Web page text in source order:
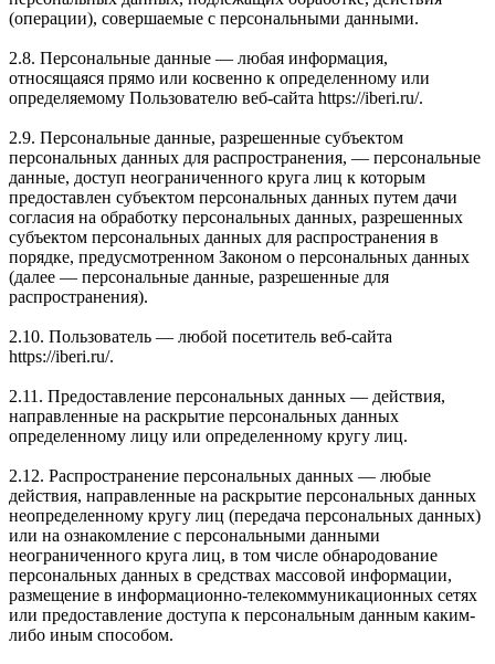
(операции), совершаемые с персональными данными.
2.8. Персональные данные — любая информация,
относящаяся прямо или косвенно к определенному или
определяемому Пользователю веб-сайта https://iberi.ru/.
2.9. Персональные данные, разрешенные субъектом
персональных данных для распространения, — персональные
данные, доступ неограниченного круга лиц к которым
предоставлен субъектом персональных данных путем дачи
согласия на обработку персональных данных, разрешенных
субъектом персональных данных для распространения в
порядке, предусмотренном Законом о персональных данных
(далее — персональные данные, разрешенные для
распространения).
2.10. Пользователь — любой посетитель веб-сайта
https://iberi.ru/.
2.11. Предоставление персональных данных — действия,
направленные на раскрытие персональных данных
определенному лицу или определенному кругу лиц.
2.12. Распространение персональных данных — любые
действия, направленные на раскрытие персональных данных
неопределенному кругу лиц (передача персональных данных)
или на ознакомление с персональными данными
неограниченного круга лиц, в том числе обнародование
персональных данных в средствах массовой информации,
размещение в информационно-телекоммуникационных сетях
или предоставление доступа к персональным данным каким-
либо иным способом.